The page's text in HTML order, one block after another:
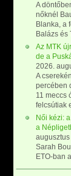
A
nőknél
Blanka, a
Balázs és
Az MTK
de a
2026.
A
percében
11 meccs
felcsútiak
Női kézi:
a
Sarah
ETO-ban